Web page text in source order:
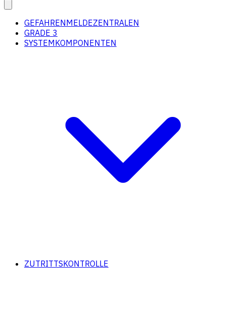
GEFAHRENMELDEZENTRALEN
GRADE 3
SYSTEMKOMPONENTEN
ZUTRITTSKONTROLLE